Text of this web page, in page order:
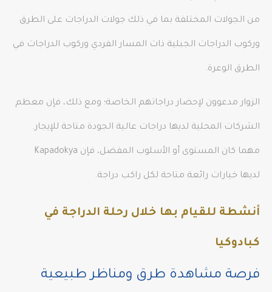
من الجولات المختلفة بما في ذلك جولات الدراجات على الطرق
وركوب الدراجات الجبلية ذات المسار الفردي وركوب الدراجات في
الطرق الوعرة.
الزوار مدعوون لإحضار دراجاتهم الخاصة؛ ومع ذلك، فإن معظم
الشركات المحلية لديها دراجات عالية الجودة متاحة للإيجار.
مهما كان المستوى أو الأسلوب المفضل، فإن Kapadokya
لديها خيارات رائعة متاحة لكل راكب دراجة.
أنشطة للقيام بها خلال رحلة الدراجة في
كبادوكيا
فرصة مشاهدة طرق ومناظر طبيعية